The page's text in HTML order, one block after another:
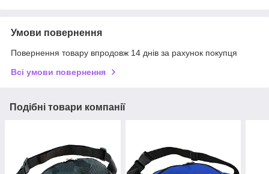
Умови повернення
Повернення товару впродовж 14 днів за рахунок покупця
Всі умови повернення
Подібні товари компанії